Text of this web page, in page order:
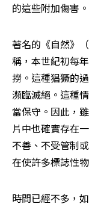
的這些附加傷害。
著名的《自然》
稱，本世紀初每
撈。這種猖獗的
瀕臨滅絕。這種
當保守。因此，
片中也確實存在
不善、不受管制
在使許多標誌性
時間已經不多，